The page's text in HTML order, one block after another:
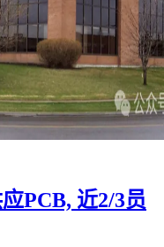
PCB, 近2/3员